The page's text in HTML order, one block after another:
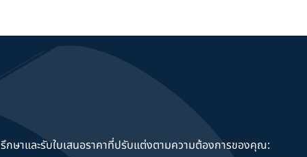
กษาและรับใบเสนอราคาที่ปรับแต่งตามความต้องการของคุณ: